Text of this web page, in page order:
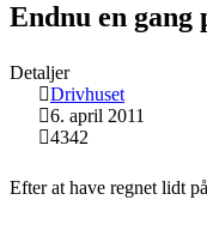
Endnu en gang
Detaljer
Drivhuset
6. april 2011
4342
Efter at have regnet lidt